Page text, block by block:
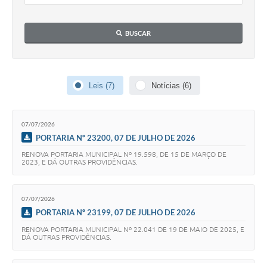
BUSCAR
Leis (7) Notícias (6)
07/07/2026
PORTARIA Nº 23200, 07 DE JULHO DE 2026
RENOVA PORTARIA MUNICIPAL Nº 19.598, DE 15 DE MARÇO DE
2023, E DÁ OUTRAS PROVIDÊNCIAS.
07/07/2026
PORTARIA Nº 23199, 07 DE JULHO DE 2026
RENOVA PORTARIA MUNICIPAL Nº 22.041 DE 19 DE MAIO DE 2025, E
DÁ OUTRAS PROVIDÊNCIAS.